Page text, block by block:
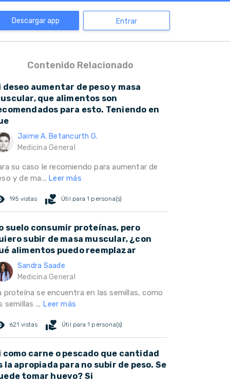
Descargar app Entrar
Contenido Relacionado
deseo aumentar de peso y masa
que alimentos son
para esto. Teniendo en
Jaime A. Betancurth G.
Medicina General
su caso le recomiendo para aumentar de
y de ma... Leer más
195 vistas volunteer_activism Útil para 1 persona(s)
suelo consumir proteínas, pero
subir de masa muscular, ¿con
alimentos puedo reemplazar
Sandra Saade
Medicina General
proteína se encuentra en las semillas, como
semillas ... Leer más
621 vistas volunteer_activism Útil para 1 persona(s)
como carne o pescado que cantidad
la apropiada para no subir de peso. Se
tomar huevo? Si